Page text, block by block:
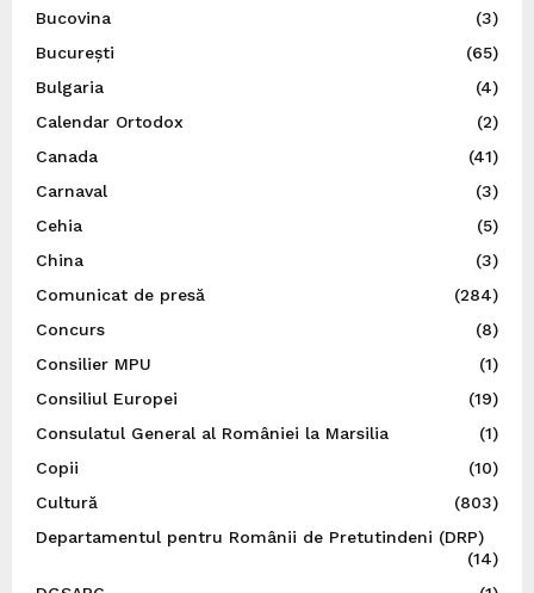
Bucovina
(3)
București
(65)
Bulgaria
(4)
Calendar Ortodox
(2)
Canada
(41)
Carnaval
(3)
Cehia
(5)
China
(3)
Comunicat de presă
(284)
Concurs
(8)
Consilier MPU
(1)
Consiliul Europei
(19)
Consulatul General al României la Marsilia
(1)
Copii
(10)
Cultură
(803)
Departamentul pentru Românii de Pretutindeni (DRP)
(14)